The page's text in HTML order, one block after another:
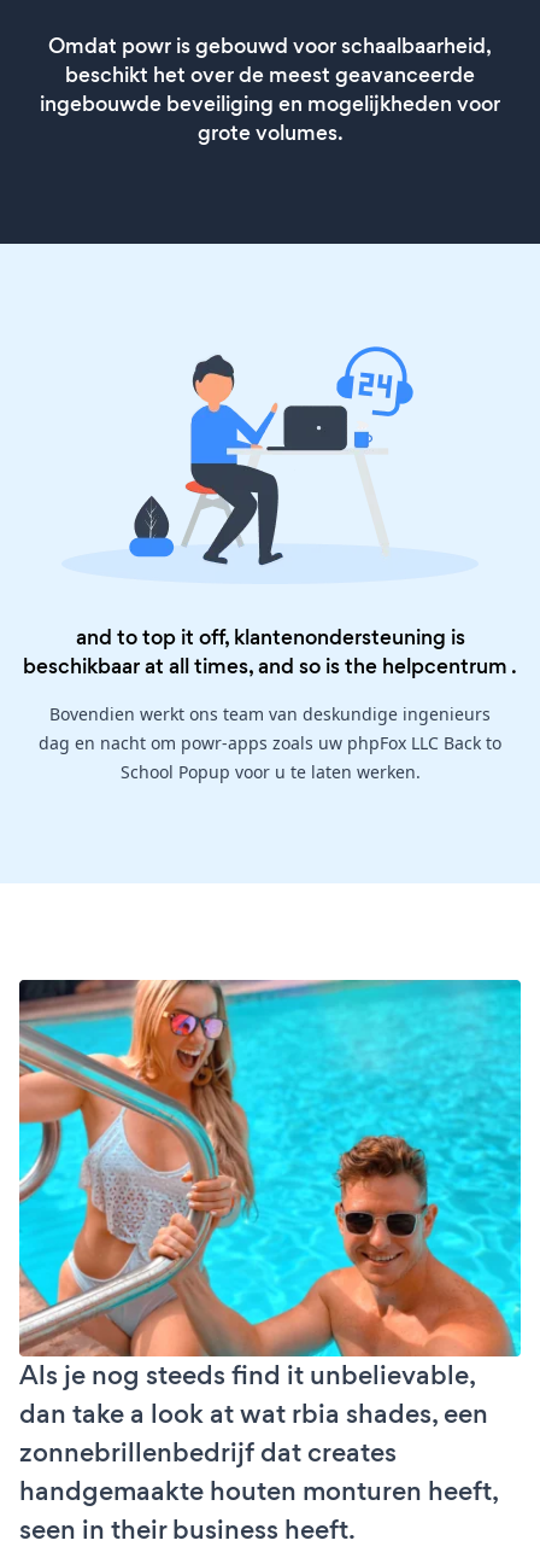
Omdat powr is gebouwd voor schaalbaarheid,
beschikt het over de meest geavanceerde
ingebouwde beveiliging en mogelijkheden voor
grote volumes.
and to top it off, klantenondersteuning is
beschikbaar at all times, and so is the helpcentrum .
Bovendien werkt ons team van deskundige ingenieurs
dag en nacht om powr-apps zoals uw phpFox LLC Back to
School Popup voor u te laten werken.
Als je nog steeds find it unbelievable,
dan take a look at wat rbia shades, een
zonnebrillenbedrijf dat creates
handgemaakte houten monturen heeft,
seen in their business heeft.